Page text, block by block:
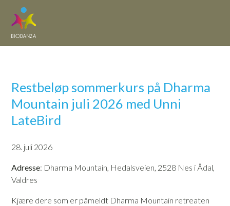
Restbeløp sommerkurs på Dharma
Mountain juli 2026 med Unni
LateBird
28. juli 2026
Adresse: Dharma Mountain, Hedalsveien, 2528 Nes i Ådal,
Valdres
Kjære dere som er påmeldt Dharma Mountain retreaten